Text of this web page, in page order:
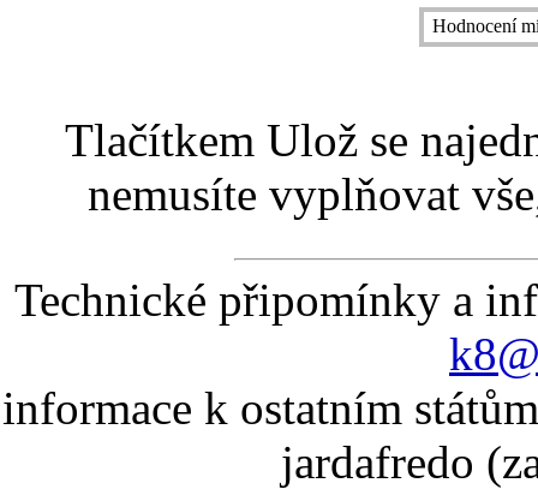
Hodnocení
Tlačítkem Ulož se
nemusíte vyplňovat
Technické připomínky a
informace k ostatním
jardafredo